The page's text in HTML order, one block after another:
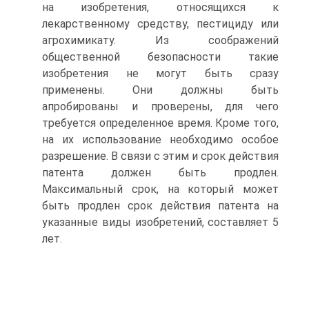
на изобретения, относящихся к
лекарственному средству, пестициду или
агрохимикату. Из соображений
общественной безопасности такие
изобретения не могут быть сразу
применены. Они должны быть
апробированы и проверены, для чего
требуется определенное время. Кроме того,
на их использование необходимо особое
разрешение. В связи с этим и срок действия
патента должен быть продлен.
Максимальный срок, на который может
быть продлен срок действия патента на
указанные виды изобретений, составляет 5
лет.